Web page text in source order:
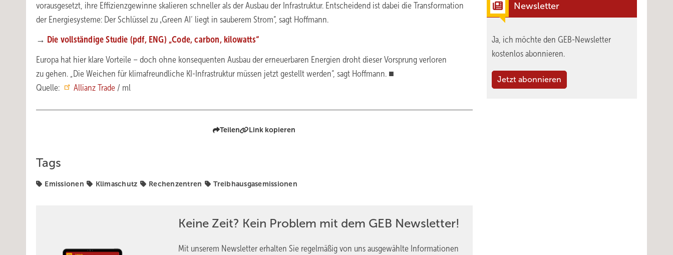
vorausgesetzt, ihre Effizienzgewinne skalieren schneller als der Ausbau der Infrastruktur. Entscheidend ist dabei die Transformation
der Energiesysteme: Der Schlüssel zu ‚Green AI‘ liegt in sauberem Strom“, sagt Hoffmann.
→ Die vollständige Studie (pdf, ENG) „Code, carbon, kilowatts“
Europa hat hier klare Vorteile – doch ohne konsequenten Ausbau der erneuerbaren Energien droht dieser Vorsprung verloren
zu gehen. „Die Weichen für klimafreundliche KI-Infrastruktur müssen jetzt gestellt werden“, sagt Hoffmann. ■
Quelle:
Allianz Trade / ml
Teilen Link kopieren
Tags
Emissionen Klimaschutz Rechenzentren Treibhausgasemissionen
Keine Zeit? Kein Problem mit dem GEB Newsletter!
Mit unserem Newsletter erhalten Sie regelmäßig von uns ausgewählte Informationen
Newsletter
Ja, ich möchte den GEB-Newsletter
kostenlos abonnieren.
Jetzt abonnieren